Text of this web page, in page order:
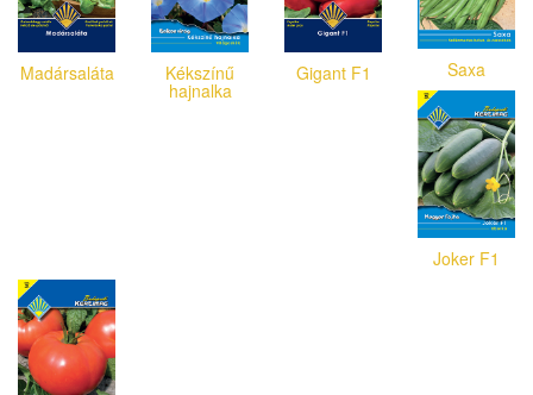
Madársaláta Kékszínű
hajnalka
Gigant F1 Saxa
Joker F1